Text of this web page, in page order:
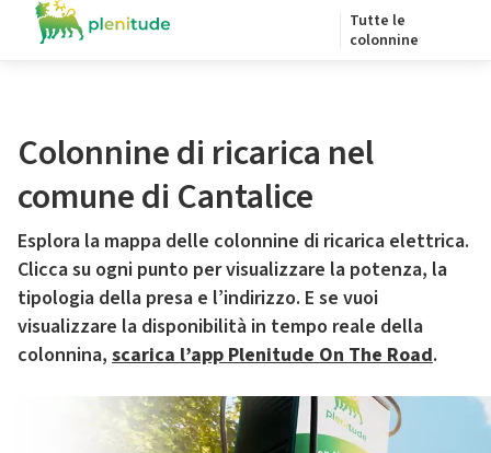
Tutte le
colonnine
Colonnine di ricarica nel
comune di Cantalice
Esplora la mappa delle colonnine di ricarica elettrica.
Clicca su ogni punto per visualizzare la potenza, la
tipologia della presa e l’indirizzo. E se vuoi
visualizzare la disponibilità in tempo reale della
colonnina, scarica l’app Plenitude On The Road.